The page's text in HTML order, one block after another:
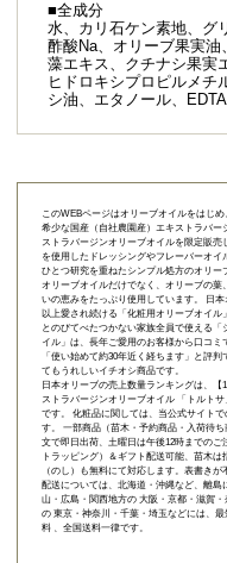
■全成分
水、カリ石ケン素地、グ
酢酸Na、オリーブ果実
藻エキス、クチナシ果実
ヒドロキシプロピルメチ
シ油、エタノール、
このWEBページはオリーブオイルをはじ
希少な国産（自社農園産）エキストラバ
ストラバージンオリーブオイルを限定販
を使用したドレッシングやフレーバーオ
ひとつ研究を重ねたシンプル処方のオリー
オリーブオイルだけでなく、オリーブの
いの恵みをたっぷり使用しています。 日
以上愛され続ける「化粧用オリーブオイル
とのびてべたつかない家族全員で使える「
イル」は、長年ご愛用のお客様から口コミ
「使い始めて約30年近く経ちます」と評
てもうれしいイチオシ商品です。
日本オリーブの売上数量ランキングは、【
ストラバージンオリーブオイル 「トルトサ
です。 化粧品に関しては、当公式サイトで
す。 一部商品（苗木・予約商品・入荷待
文で即日出荷、土曜日は午後12時までの
トラッピング）＆ギフト配送可能、苗木
（のし）も無料にて対応します。表書きが
配送については、北海道・沖縄など、離
山・広島・関西地方の 大阪・京都・滋賀
の 東京・神奈川・千葉・埼玉などには、
料 、全国送料一律です。